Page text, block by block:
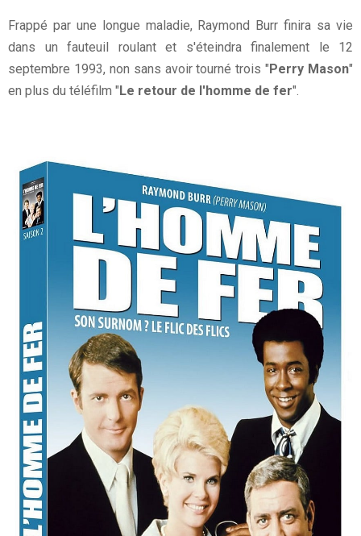
Frappé par une longue maladie, Raymond Burr finira sa vie
dans un fauteuil roulant et s'éteindra finalement le 12
septembre 1993, non sans avoir tourné trois " Perry Mason"
en plus du téléfilm " Le retour de l'homme de fer".